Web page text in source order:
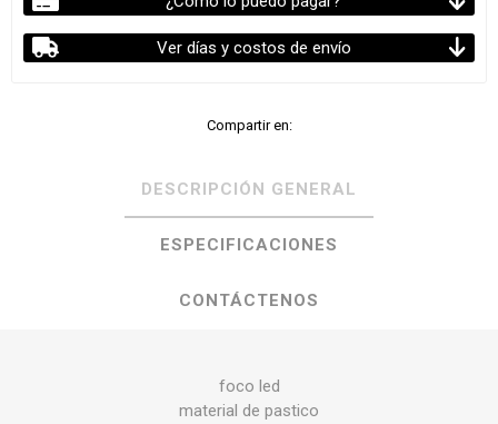
Ver días y costos de envío
Compartir en:
DESCRIPCIÓN GENERAL
ESPECIFICACIONES
CONTÁCTENOS
foco led
material de pastico